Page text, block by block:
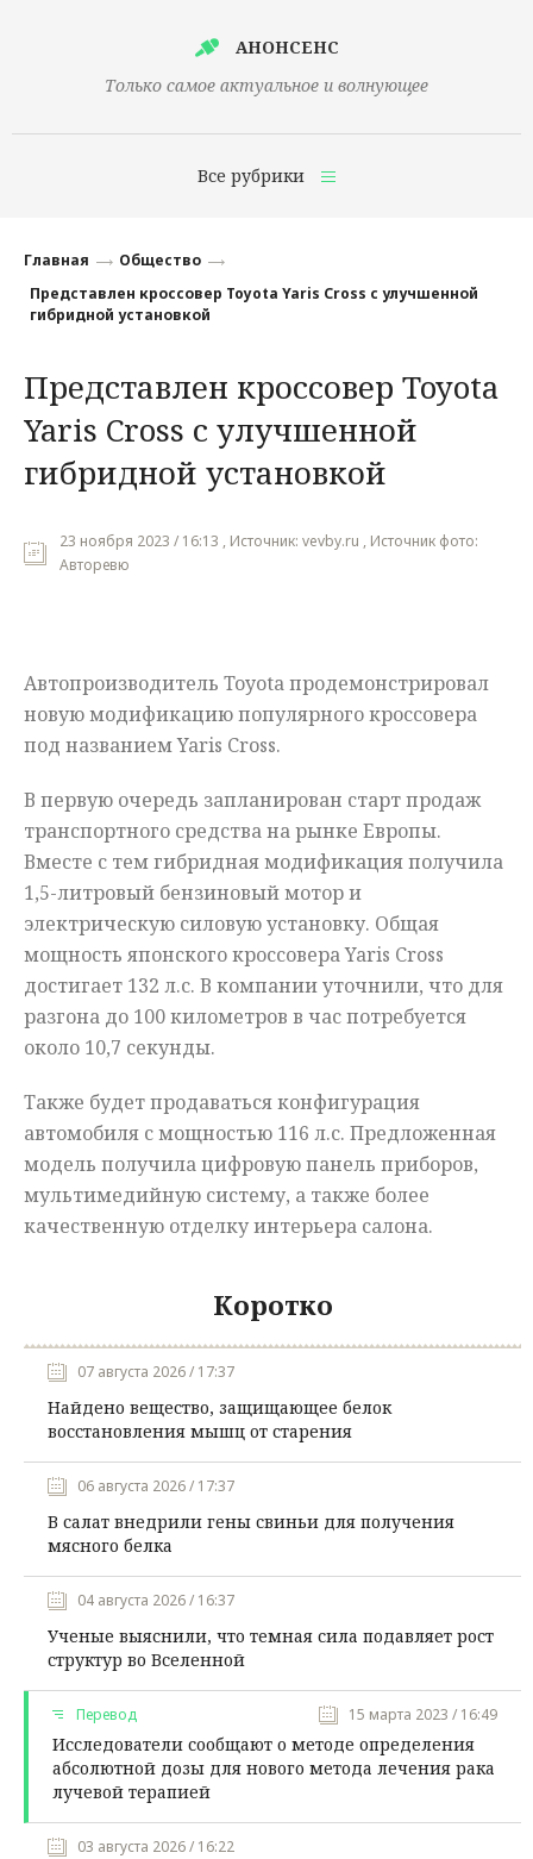
АНОНСЕНС
Только самое актуальное и волнующее
Все рубрики
Финансы
Наука
Культура
Общество
Мнения
Главная
Общество
Представлен кроссовер Toyota Yaris Cross с улучшенной
гибридной установкой
Представлен кроссовер Toyota
Yaris Cross с улучшенной
гибридной установкой
23 ноября 2023 / 16:13 , Источник: vevby.ru , Источник фото:
Авторевю
Автопроизводитель Toyota продемонстрировал
новую модификацию популярного кроссовера
под названием Yaris Cross.
В первую очередь запланирован старт продаж
транспортного средства на рынке Европы.
Вместе с тем гибридная модификация получила
1,5-литровый бензиновый мотор и
электрическую силовую установку. Общая
мощность японского кроссовера Yaris Cross
достигает 132 л.с. В компании уточнили, что для
разгона до 100 километров в час потребуется
около 10,7 секунды.
Также будет продаваться конфигурация
автомобиля с мощностью 116 л.с. Предложенная
модель получила цифровую панель приборов,
мультимедийную систему, а также более
качественную отделку интерьера салона.
Коротко
07 августа 2026 / 17:37
Найдено вещество, защищающее белок
восстановления мышц от старения
06 августа 2026 / 17:37
В салат внедрили гены свиньи для получения
мясного белка
04 августа 2026 / 16:37
Ученые выяснили, что темная сила подавляет рост
структур во Вселенной
Перевод 15 марта 2023 / 16:49
Исследователи сообщают о методе определения
абсолютной дозы для нового метода лечения рака
лучевой терапией
03 августа 2026 / 16:22